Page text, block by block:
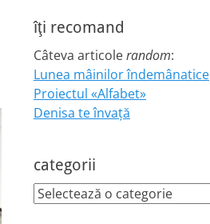
îţi recomand
Câteva articolerandom:
Lunea mâinilor îndemânatice
Proiectul «Alfabet»
Denisa te învaţă
categorii
categorii